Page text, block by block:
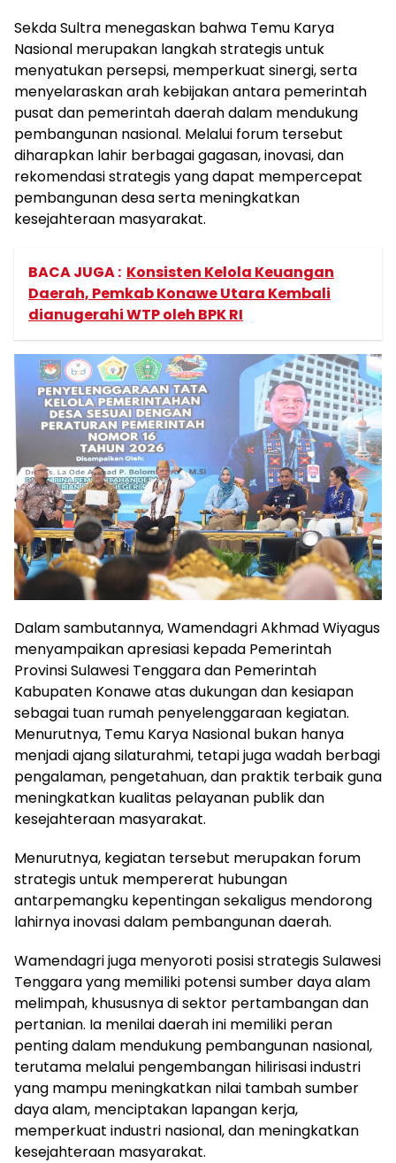
Sekda Sultra menegaskan bahwa Temu Karya
Nasional merupakan langkah strategis untuk
menyatukan persepsi, memperkuat sinergi, serta
menyelaraskan arah kebijakan antara pemerintah
pusat dan pemerintah daerah dalam mendukung
pembangunan nasional. Melalui forum tersebut
diharapkan lahir berbagai gagasan, inovasi, dan
rekomendasi strategis yang dapat mempercepat
pembangunan desa serta meningkatkan
kesejahteraan masyarakat.
BACA JUGA : Konsisten Kelola Keuangan
Daerah, Pemkab Konawe Utara Kembali
dianugerahi WTP oleh BPK RI
Dalam sambutannya, Wamendagri Akhmad Wiyagus
menyampaikan apresiasi kepada Pemerintah
Provinsi Sulawesi Tenggara dan Pemerintah
Kabupaten Konawe atas dukungan dan kesiapan
sebagai tuan rumah penyelenggaraan kegiatan.
Menurutnya, Temu Karya Nasional bukan hanya
menjadi ajang silaturahmi, tetapi juga wadah berbagi
pengalaman, pengetahuan, dan praktik terbaik guna
meningkatkan kualitas pelayanan publik dan
kesejahteraan masyarakat.
Menurutnya, kegiatan tersebut merupakan forum
strategis untuk mempererat hubungan
antarpemangku kepentingan sekaligus mendorong
lahirnya inovasi dalam pembangunan daerah.
Wamendagri juga menyoroti posisi strategis Sulawesi
Tenggara yang memiliki potensi sumber daya alam
melimpah, khususnya di sektor pertambangan dan
pertanian. Ia menilai daerah ini memiliki peran
penting dalam mendukung pembangunan nasional,
terutama melalui pengembangan hilirisasi industri
yang mampu meningkatkan nilai tambah sumber
daya alam, menciptakan lapangan kerja,
memperkuat industri nasional, dan meningkatkan
kesejahteraan masyarakat.